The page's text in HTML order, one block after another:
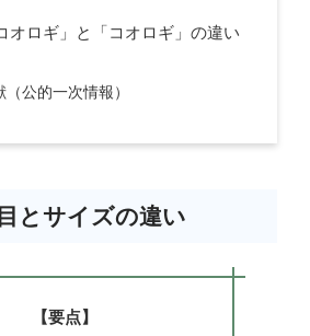
オロギ」と「コオロギ」の違い
（公的一次情報）
とサイズの違い
【要点】